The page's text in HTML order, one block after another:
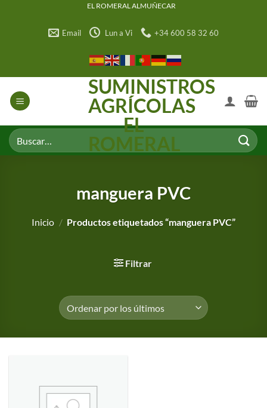
EL ROMERAL ALMUÑECAR
Email Lun a Vi +34 600 58 32 60
SUMINISTROS
AGRÍCOLAS
EL
ROMERAL
Buscar
por:
manguera PVC
Inicio / Productos etiquetados “manguera PVC”
Filtrar